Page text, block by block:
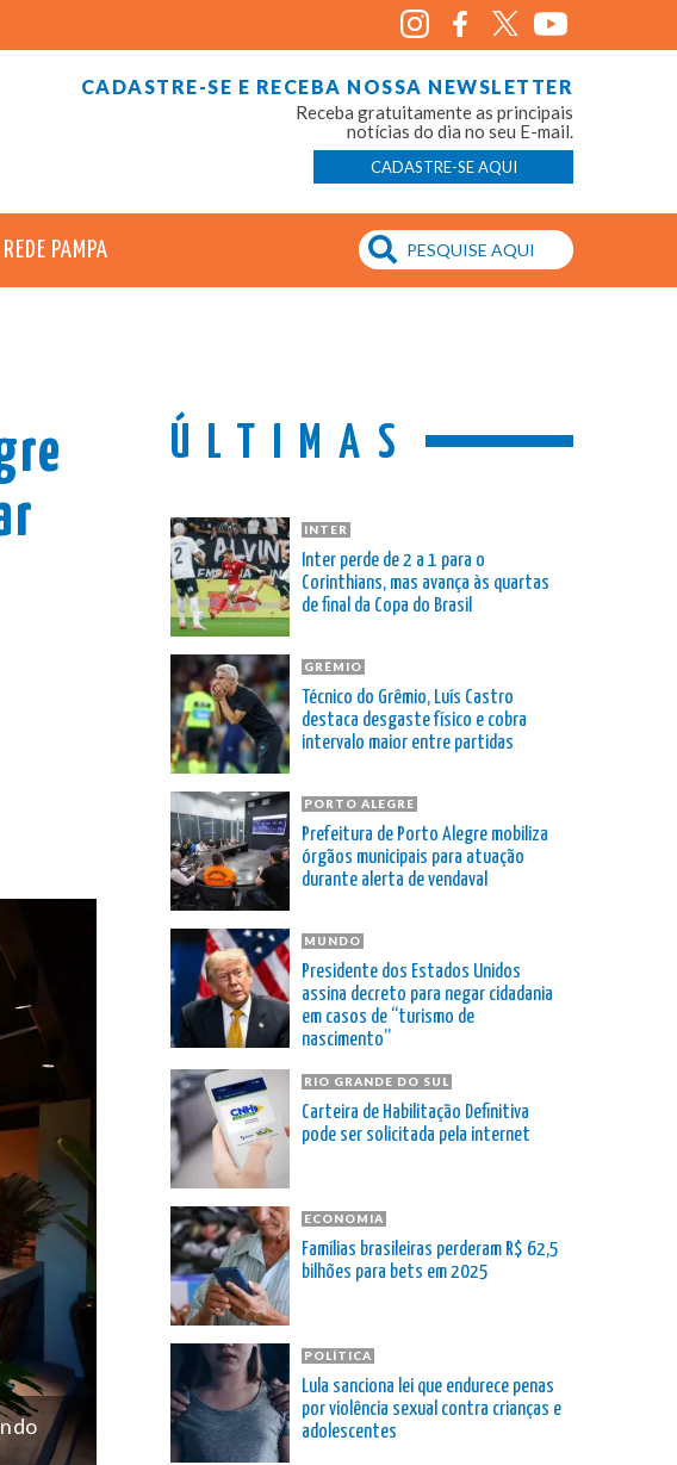
CADASTRE-SE E RECEBA NOSSA NEWSLETTER
Receba gratuitamente as principais
notícias do dia no seu E-mail.
CADASTRE-SE AQUI
REDE PAMPA
ÚLTIMAS
INTER
Inter perde de 2 a 1 para o
Corinthians, mas avança às quartas
de final da Copa do Brasil
GRÊMIO
Técnico do Grêmio, Luís Castro
destaca desgaste físico e cobra
intervalo maior entre partidas
PORTO ALEGRE
Prefeitura de Porto Alegre mobiliza
órgãos municipais para atuação
durante alerta de vendaval
MUNDO
Presidente dos Estados Unidos
assina decreto para negar cidadania
em casos de “turismo de
nascimento”
RIO GRANDE DO SUL
Carteira de Habilitação Definitiva
pode ser solicitada pela internet
ECONOMIA
Famílias brasileiras perderam R$ 62,5
bilhões para bets em 2025
POLÍTICA
Lula sanciona lei que endurece penas
por violência sexual contra crianças e
adolescentes